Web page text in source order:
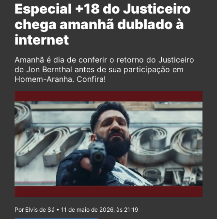
Especial +18 do Justiceiro
chega amanhã dublado à
internet
Amanhã é dia de conferir o retorno do Justiceiro
de Jon Bernthal antes de sua participação em
Homem-Aranha. Confira!
Por Elvis de Sá • 11 de maio de 2026, às 21:19